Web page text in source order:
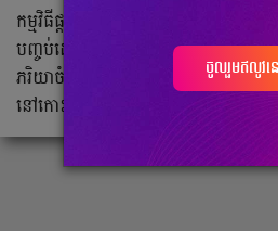
កម្មវិធីផ្តល់សំណាងពីហ្វាន់តា និងស្ព្រៃ សម្
បញ្ចប់ដោយក្តីរីករាយបំផុត។ជាមួយគ្នានេ
ភរិយាចំនួន ៥គូ បានឈ្នះរង្វាន់ និងកំពុងធ្
នៅកោះម៉ាល់ឌីវ។
ចូលរួមឥលូវន